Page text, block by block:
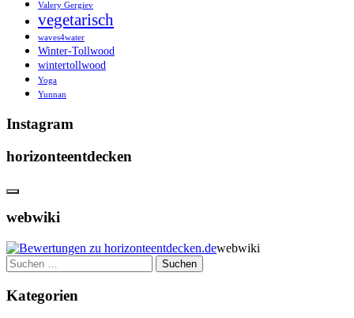
Valery Gergiev
vegetarisch
waves4water
Winter-Tollwood
wintertollwood
Yoga
Yunnan
Instagram
horizonteentdecken
webwiki
webwiki
Suchen
nach:
Kategorien